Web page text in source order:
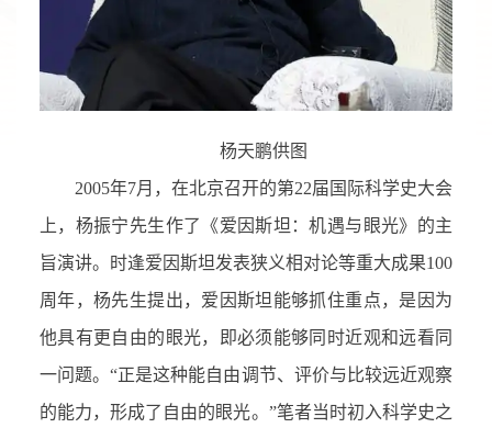
杨天鹏供图
2005年7月，在北京召开的第22届国际科学史大会
上，杨振宁先生作了《爱因斯坦：机遇与眼光》的主
旨演讲。时逢爱因斯坦发表狭义相对论等重大成果100
周年，杨先生提出，爱因斯坦能够抓住重点，是因为
他具有更自由的眼光，即必须能够同时近观和远看同
一问题。“正是这种能自由调节、评价与比较远近观察
的能力，形成了自由的眼光。”笔者当时初入科学史之